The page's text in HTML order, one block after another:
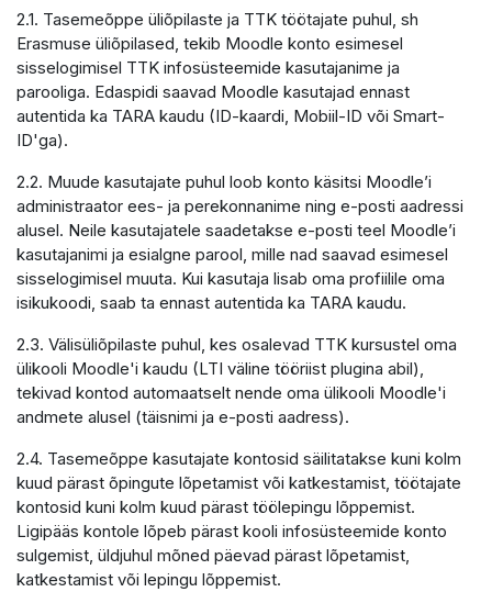
2.1. Tasemeõppe üliõpilaste ja TTK töötajate puhul, sh
Erasmuse üliõpilased, tekib Moodle konto esimesel
sisselogimisel TTK infosüsteemide kasutajanime ja
parooliga. Edaspidi saavad Moodle kasutajad ennast
autentida ka TARA kaudu (ID-kaardi, Mobiil-ID või Smart-
ID'ga).
2.2. Muude kasutajate puhul loob konto käsitsi Moodle’i
administraator ees- ja perekonnanime ning e-posti aadressi
alusel. Neile kasutajatele saadetakse e-posti teel Moodle’i
kasutajanimi ja esialgne parool, mille nad saavad esimesel
sisselogimisel muuta. Kui kasutaja lisab oma profiilile oma
isikukoodi, saab ta ennast autentida ka TARA kaudu.
2.3. Välisüliõpilaste puhul, kes osalevad TTK kursustel oma
ülikooli Moodle'i kaudu (LTI väline tööriist plugina abil),
tekivad kontod automaatselt nende oma ülikooli Moodle'i
andmete alusel (täisnimi ja e-posti aadress).
2.4. Tasemeõppe kasutajate kontosid säilitatakse kuni kolm
kuud pärast õpingute lõpetamist või katkestamist, töötajate
kontosid kuni kolm kuud pärast töölepingu lõppemist.
Ligipääs kontole lõpeb pärast kooli infosüsteemide konto
sulgemist, üldjuhul mõned päevad pärast lõpetamist,
katkestamist või lepingu lõppemist.